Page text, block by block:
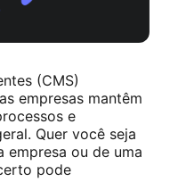
(CMS)
empresas mantêm
e
Quer você seja
empresa ou de uma
pode